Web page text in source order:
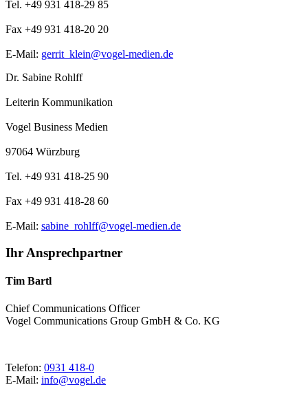
Tel. +49 931 418-29 85
Fax +49 931 418-20 20
E-Mail: gerrit_klein@vogel-medien.de
Dr. Sabine Rohlff
Leiterin Kommunikation
Vogel Business Medien
97064 Würzburg
Tel. +49 931 418-25 90
Fax +49 931 418-28 60
E-Mail: sabine_rohlff@vogel-medien.de
Ihr Ansprechpartner
Tim Bartl
Chief Communications Officer
Vogel Communications Group GmbH & Co. KG
Telefon: 0931 418-0
E-Mail: info@vogel.de